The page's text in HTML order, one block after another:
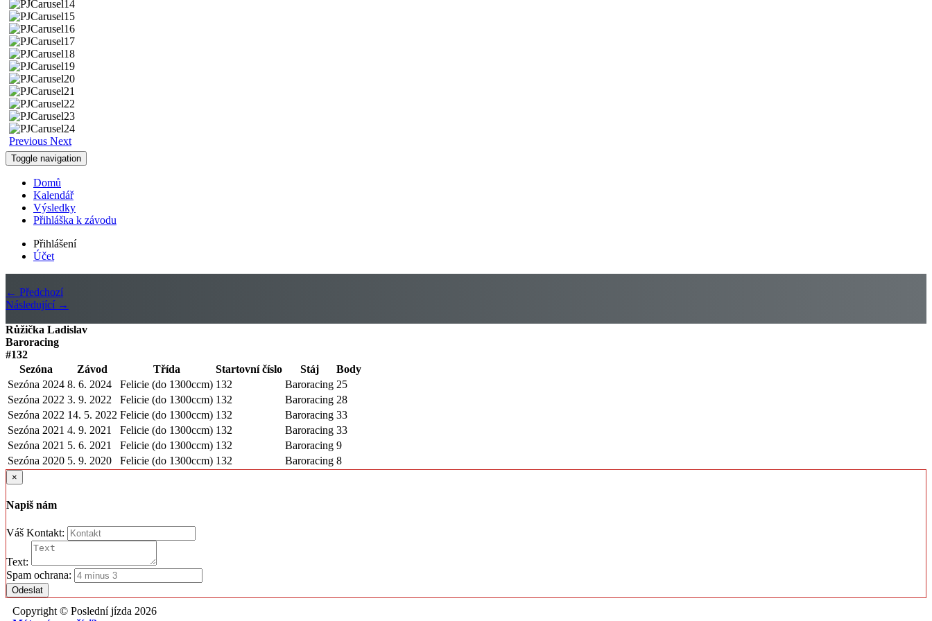
Previous Next
Toggle navigation
Domů
Kalendář
Výsledky
Přihláška k závodu
Přihlášení
Účet
← Předchozí
Následující →
Růžička Ladislav
Baroracing
#132
Sezóna
Závod Třída Startovní číslo Stáj
Body
Sezóna 2024 8. 6. 2024 Felicie (do 1300ccm) 132 Baroracing 25
Sezóna 2022 3. 9. 2022 Felicie (do 1300ccm) 132 Baroracing 28
Sezóna 2022 14. 5. 2022 Felicie (do 1300ccm) 132 Baroracing 33
Sezóna 2021 4. 9. 2021 Felicie (do 1300ccm) 132 Baroracing 33
Sezóna 2021 5. 6. 2021 Felicie (do 1300ccm) 132 Baroracing 9
Sezóna 2020 5. 9. 2020 Felicie (do 1300ccm) 132 Baroracing 8
×
Napiš nám
Váš Kontakt:
Text:
Spam ochrana:
Odeslat
Copyright © Poslední jízda 2026